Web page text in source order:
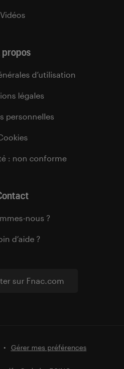
sur Fnac.com
Vidéos
propos
d’utilisation
légales
personnelles
: non conforme
nous ?
d’aide ?
Gérer mes préférences